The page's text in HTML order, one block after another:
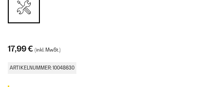
17,99 € (inkl. MwSt.)
ARTIKELNUMMER: 10048630